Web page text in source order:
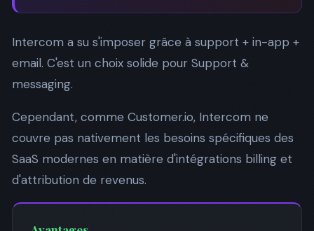
Intercom a su s'imposer grâce à support + in-app +
email. C'est un choix solide pour Support &
messaging.
Cependant, comme Customer.io, Intercom ne
couvre pas nativement les besoins spécifiques des
SaaS modernes en matière d'intégrations billing et
d'attribution de revenus.